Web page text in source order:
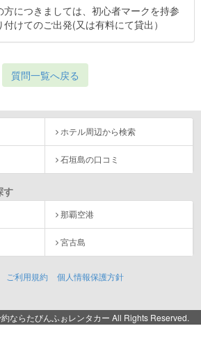
方につきましては、初心者マークを持参
けてのご出発(又は有料にて貸出）
質問一覧へ戻る
ホテル周辺から検索
石垣島の口コミ
す
那覇空港
宮古島
ご利用規約 個人情報保護方針
ならたびんふぉレンタカー All Rights Reserved.